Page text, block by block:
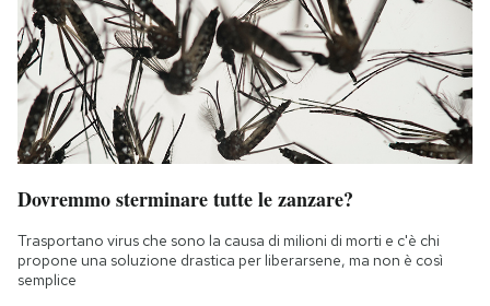
Dovremmo sterminare tutte le zanzare?
Trasportano virus che sono la causa di milioni di morti e c'è chi
propone una soluzione drastica per liberarsene, ma non è così
semplice